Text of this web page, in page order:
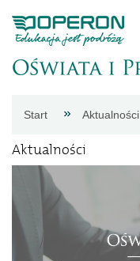
Aktualności
Porady
Start Aktualności
Aktualności